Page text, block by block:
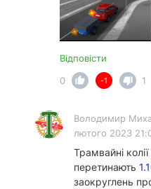
Відповісти
0
-1 1
Володимир
лютого 2023
Трамвайні
перетинають
заокруглень